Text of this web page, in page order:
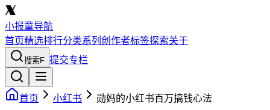
小报童导航
首页精选排行分类系列 创作者标签探索关于
搜索F 提交专栏
首页 小红书 勋妈的小红书百万搞钱心法